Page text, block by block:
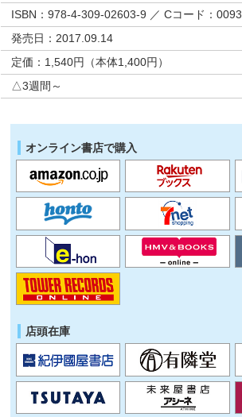
ISBN：978-4-309-02603-9 ／ Cコード：0093
発売日：2017.09.14
定価：1,540円（本体1,400円）
△3週間～
オンライン書店で購入
店頭在庫